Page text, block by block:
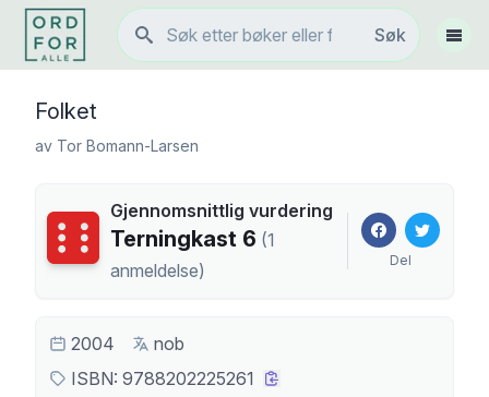
Søk
Søk
Vis
Folket
av Tor Bomann-Larsen
Terningkast
Gjennomsnittlig vurdering
Terningkast 6 (1
anmeldelse) Del
2004
nob
ISBN: 9788202225261